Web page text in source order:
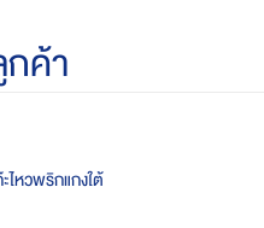
ค้า
ไหวพริกแกงใต้